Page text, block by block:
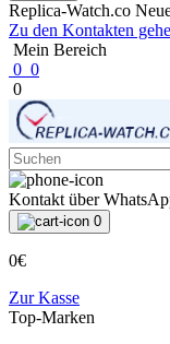
Replica-Watch.co
Zu den Kontakten
Mein Bereich
0 0
0
Kontakt über
0
0€
Zur Kasse
Top-Marken